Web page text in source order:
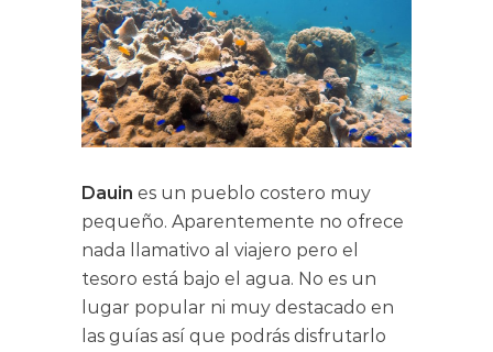
Dauin es un pueblo costero muy
pequeño. Aparentemente no ofrece
nada llamativo al viajero pero el
tesoro está bajo el agua. No es un
lugar popular ni muy destacado en
las guías así que podrás disfrutarlo